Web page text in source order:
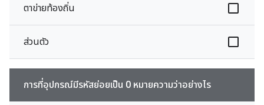
ตาข่ายท้องถิ่น
ส่วนตัว
การที่อุปกรณ์มีรหัสย่อยเป็น 0 หมายความว่าอย่างไร